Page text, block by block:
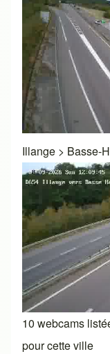
Illange > Basse-
10 webcams
pour cette ville